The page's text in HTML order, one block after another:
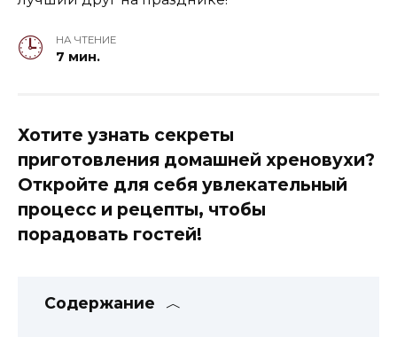
НА ЧТЕНИЕ
7 мин.
Хотите узнать секреты
приготовления домашней хреновухи?
Откройте для себя увлекательный
процесс и рецепты, чтобы
порадовать гостей!
Содержание